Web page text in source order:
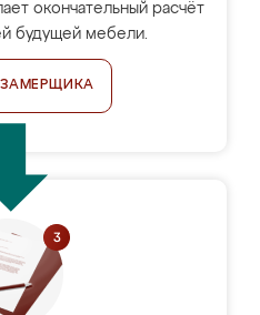
окончательный расчёт
будущей мебели.
ЗАМЕРЩИКА